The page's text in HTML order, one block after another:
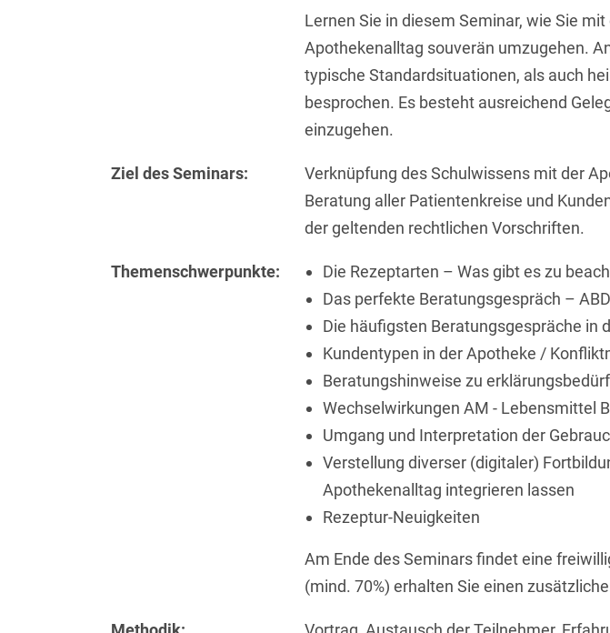
Lernen Sie in diesem Seminar, wie Sie
Apothekenalltag souverän umzugehen.
typische Standardsituationen, als auch
besprochen. Es besteht ausreichend
einzugehen.
Ziel des Seminars:
Verknüpfung des Schulwissens mit der
Beratung aller Patientenkreise und
der geltenden rechtlichen Vorschriften.
Themen­schwerpunkte:
Die Rezeptarten – Was gibt es zu
Das perfekte Beratungsgespräch –
Die häufigsten Beratungsgespräche in
Kundentypen in der Apotheke /
Beratungshinweise zu
Wechselwirkungen AM - Lebensmittel
Umgang und Interpretation der
Verstellung diverser (digitaler)
Apothekenalltag integrieren lassen
Rezeptur-Neuigkeiten
Am Ende des Seminars findet eine
(mind. 70%) erhalten Sie einen